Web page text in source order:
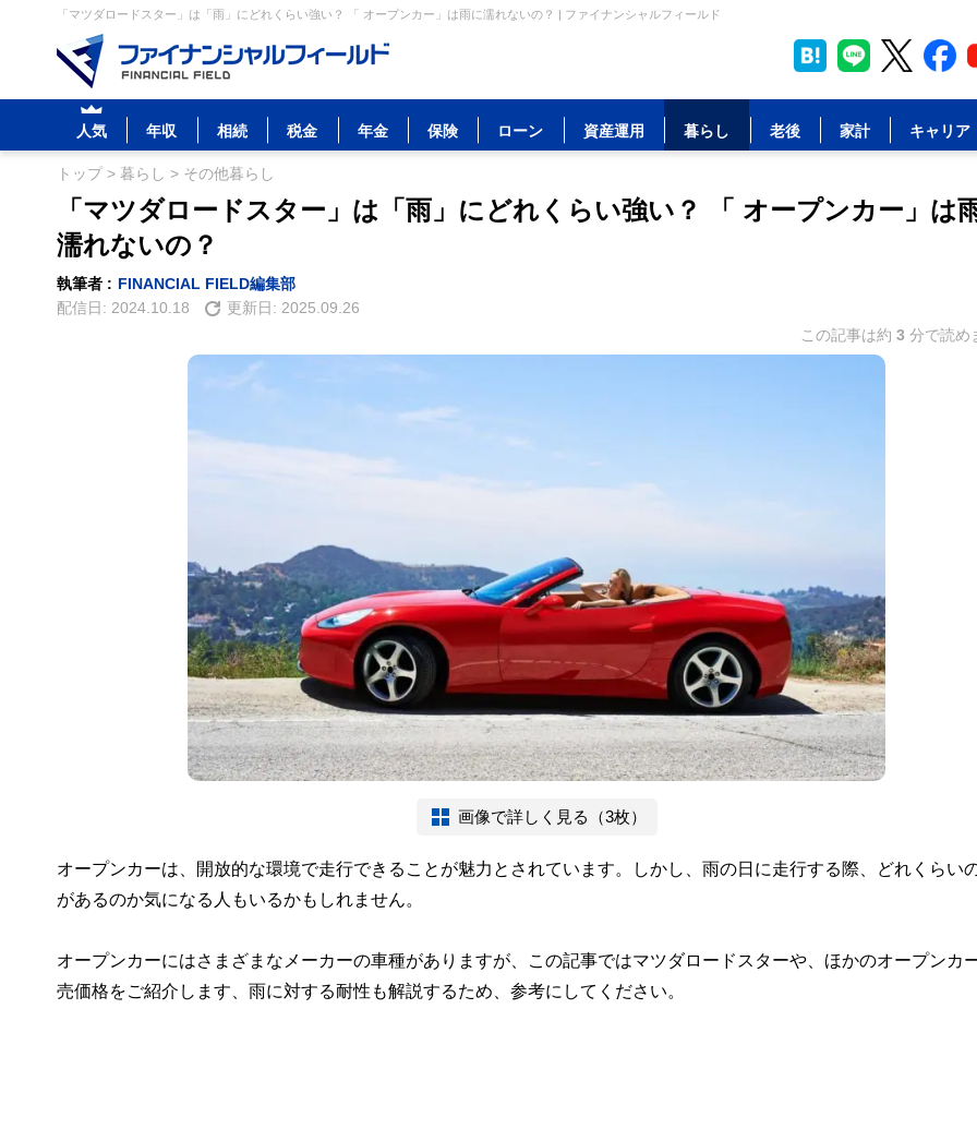
「マツダロードスター」は「雨」にどれくらい強い？ 「 オープンカー」は雨に濡れないの？ | ファイナンシャルフィールド
人気 年収 相続 税金 年金 保険 ローン 資産運用 暮らし 老後 家計 キャリア
トップ> 暮らし > その他暮らし
「マツダロードスター」は「雨」にどれくらい強い？ 「 オープンカー」は
濡れないの？
執筆者 : FINANCIAL FIELD編集部
配信日: 2024.10.18 更新日: 2025.09.26
この記事は約 3 分で読め
画像で詳しく見る（3枚）
オープンカーは、開放的な環境で走行できることが魅力とされています。しかし、雨の日に走行する際、どれくらい
があるのか気になる人もいるかもしれません。
オープンカーにはさまざまなメーカーの車種がありますが、この記事ではマツダロードスターや、ほかのオープンカ
売価格をご紹介します、雨に対する耐性も解説するため、参考にしてください。